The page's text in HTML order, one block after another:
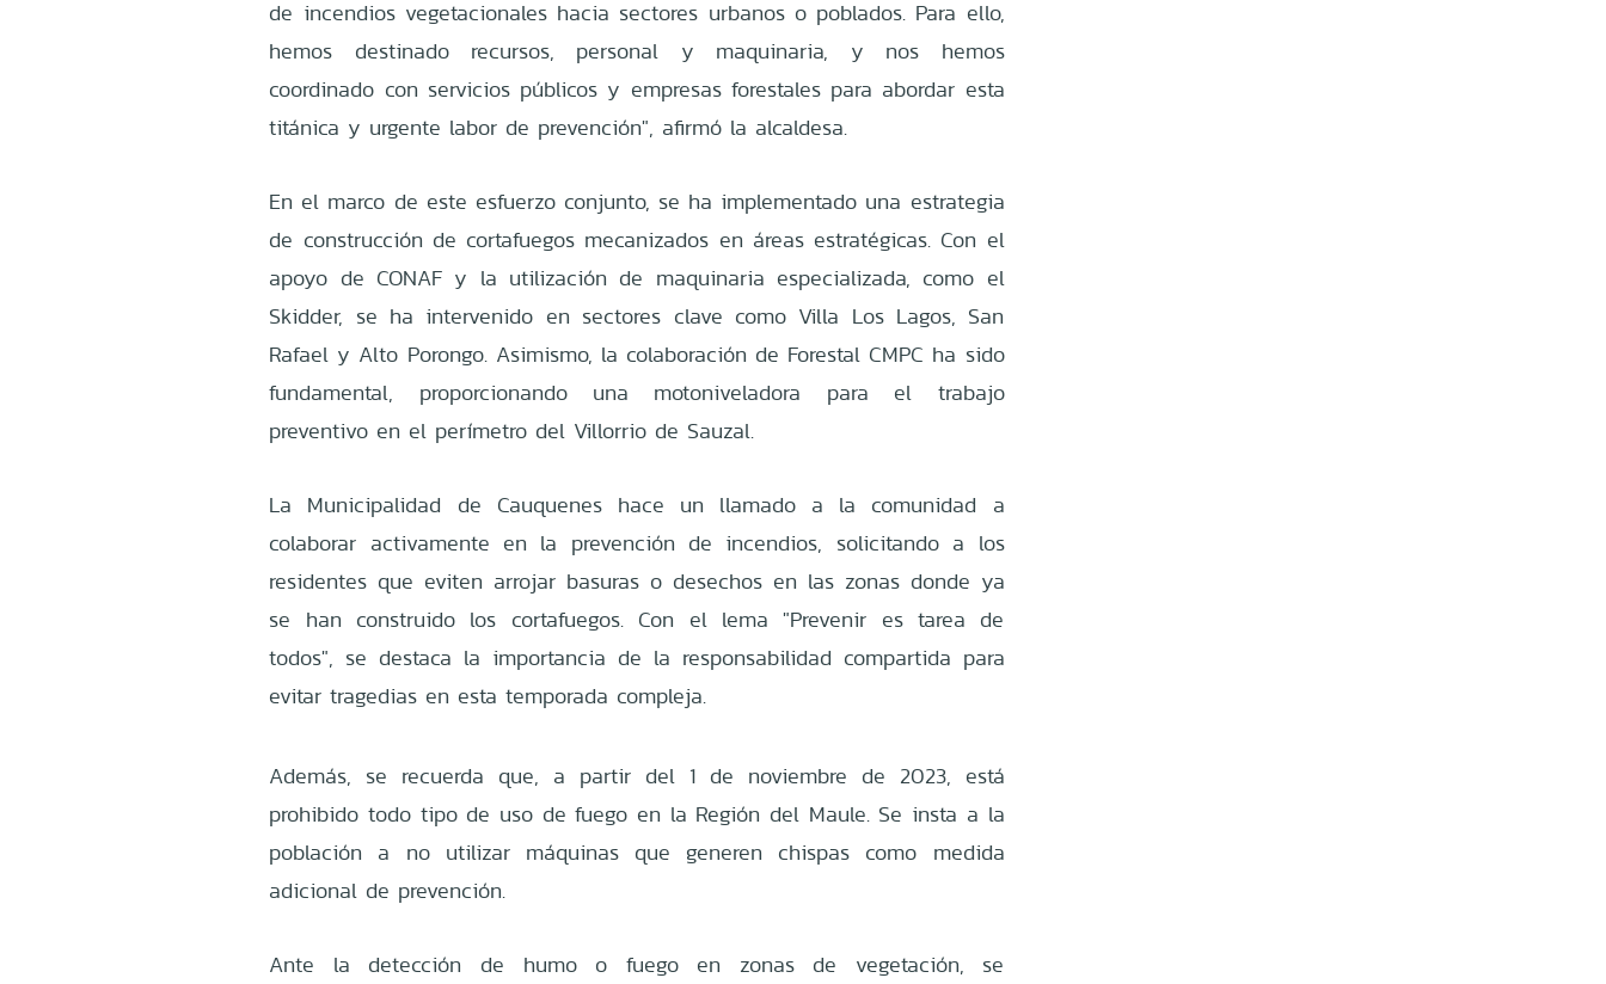
de incendios vegetacionales hacia sectores urbanos o poblados. Para ello,
hemos destinado recursos, personal y maquinaria, y nos hemos
coordinado con servicios públicos y empresas forestales para abordar esta
titánica y urgente labor de prevención", afirmó la alcaldesa.
En el marco de este esfuerzo conjunto, se ha implementado una estrategia
de construcción de cortafuegos mecanizados en áreas estratégicas. Con el
apoyo de CONAF y la utilización de maquinaria especializada, como el
Skidder, se ha intervenido en sectores clave como Villa Los Lagos, San
Rafael y Alto Porongo. Asimismo, la colaboración de Forestal CMPC ha sido
fundamental, proporcionando una motoniveladora para el trabajo
preventivo en el perímetro del Villorrio de Sauzal.
La Municipalidad de Cauquenes hace un llamado a la comunidad a
colaborar activamente en la prevención de incendios, solicitando a los
residentes que eviten arrojar basuras o desechos en las zonas donde ya
se han construido los cortafuegos. Con el lema "Prevenir es tarea de
todos", se destaca la importancia de la responsabilidad compartida para
evitar tragedias en esta temporada compleja.
Además, se recuerda que, a partir del 1 de noviembre de 2023, está
prohibido todo tipo de uso de fuego en la Región del Maule. Se insta a la
población a no utilizar máquinas que generen chispas como medida
adicional de prevención.
Ante la detección de humo o fuego en zonas de vegetación, se